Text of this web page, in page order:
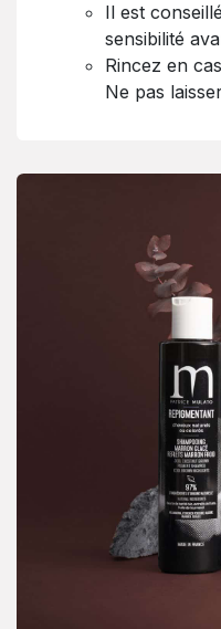
Il est
sensibilité
Rincez en
Ne pas